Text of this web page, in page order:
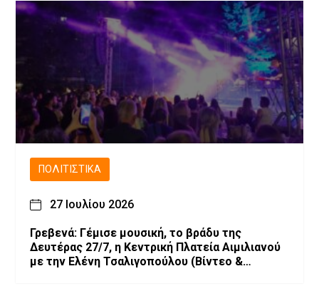
ΠΟΛΙΤΙΣΤΙΚΆ
27 Ιουλίου 2026
Γρεβενά: Γέμισε μουσική, το βράδυ της
Δευτέρας 27/7, η Κεντρική Πλατεία Αιμιλιανού
με την Ελένη Τσαλιγοπούλου (Bίντεο &